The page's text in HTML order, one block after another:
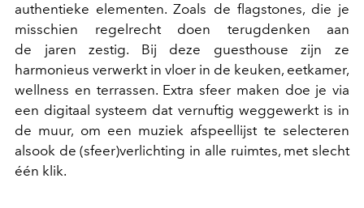
authentieke elementen. Zoals de flagstones, die je
misschien regelrecht doen terugdenken aan
de jaren zestig. Bij deze guesthouse zijn ze
harmonieus verwerkt in vloer in de keuken, eetkamer,
wellness en terrassen. Extra sfeer maken doe je via
een digitaal systeem dat vernuftig weggewerkt is in
de muur, om een muziek afspeellijst te selecteren
alsook de (sfeer)verlichting in alle ruimtes, met slecht
één klik.